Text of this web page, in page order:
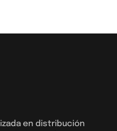
en distribución